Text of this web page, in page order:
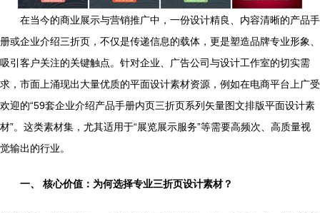
在当今的商业展示与营销推广中，一份设计精良、内容清晰的产品手
册或企业介绍三折页，不仅是传递信息的载体，更是塑造品牌专业形象、
吸引客户关注的关键触点。针对企业、广告公司与设计工作室的切实需
求，市面上涌现出大量优质的平面设计素材资源，例如在电商平台上广受
欢迎的“59套企业介绍产品手册内页三折页系列矢量图文排版平面设计素
材”。这类素材集，尤其适用于“展览展示服务”等需要高频次、高质量视
觉输出的行业。
一、 核心价值：为何选择专业三折页设计素材？